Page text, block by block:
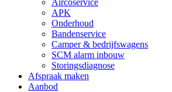
Aircoservice
APK
Onderhoud
Bandenservice
Camper & bedrijfswagens
SCM alarm inbouw
Storingsdiagnose
Afspraak maken
Aanbod